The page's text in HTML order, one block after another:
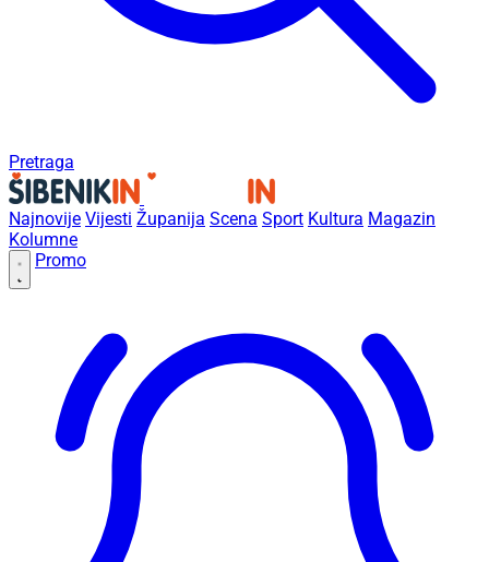
Pretraga
Najnovije Vijesti Županija Scena Sport Kultura Magazin
Kolumne
Promo